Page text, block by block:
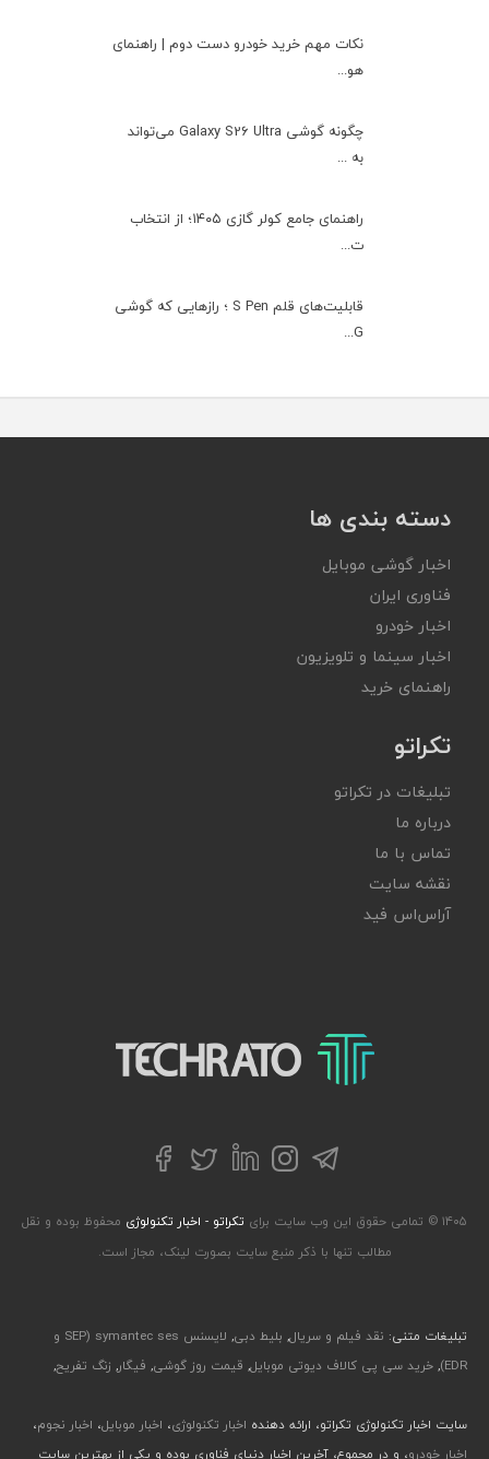
نکات مهم خرید خودرو دست دوم | راهنمای
هو...
چگونه گوشی Galaxy S26 Ultra می‌تواند
به ...
راهنمای جامع کولر گازی ۱۴۰۵؛ از انتخاب
ت...
قابلیت‌های قلم S Pen ؛ رازهایی که گوشی
G...
دسته بندی ها
اخبار گوشی موبایل
فناوری ایران
اخبار خودرو
اخبار سینما و تلویزیون
راهنمای خرید
تکراتو
تبلیغات در تکراتو
درباره ما
تماس با ما
نقشه سایت
آر‌اس‌اس فید
تکراتو – زندگی با تکنولوژی
تلگراماینستاگرام
لینکداینتوییترفیسبوک
۱۴۰۵ © تمامی حقوق این وب سایت برای تکراتو - اخبار تکنولوژی محفوظ بوده و نقل
مطالب تنها با ذکر منبع سایت بصورت لینک، مجاز است.
تبلیغات متنی: نقد فیلم و سریال, بلیط دبی,
لایسنس symantec ses (SEP و
EDR)
, خرید سی پی کالاف دیوتی موبایل, قیمت روز گوشی, فیگار, زنگ تفریح,
سایت اخبار تکنولوژی تکراتو، ارائه دهنده اخبار تکنولوژی، اخبار موبایل، اخبار نجوم،
اخبار خودرو، و در مجموع، آخرین اخبار دنیای فناوری بوده و یکی از بهترین سایت